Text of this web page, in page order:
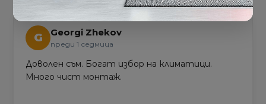
G Georgi Zhekov
преди 1 седмица
Доволен съм. Богат избор на климатици.
Много чист монтаж.